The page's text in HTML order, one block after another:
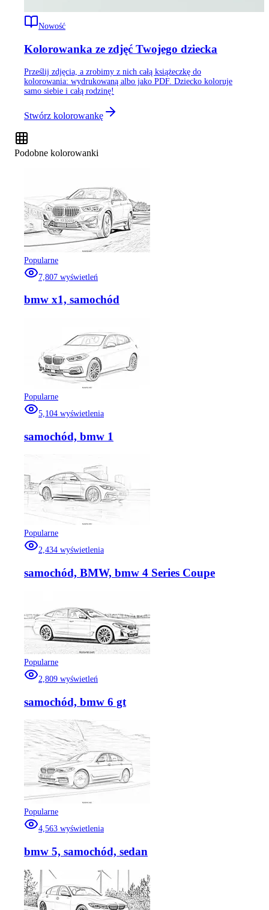
Nowość
Kolorowanka ze zdjęć Twojego dziecka
Prześlij zdjęcia, a zrobimy z nich całą książeczkę do
kolorowania: wydrukowaną albo jako PDF. Dziecko koloruje
samo siebie i całą rodzinę!
Stwórz kolorowankę
Podobne kolorowanki
Popularne
7,807 wyświetleń
bmw x1, samochód
Popularne
5,104 wyświetlenia
samochód, bmw 1
Popularne
2,434 wyświetlenia
samochód, BMW, bmw 4 Series Coupe
Popularne
2,809 wyświetleń
samochód, bmw 6 gt
Popularne
4,563 wyświetlenia
bmw 5, samochód, sedan